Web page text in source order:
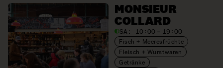
MONSIEUR
COLLARD
SA: 10:00 – 19:00
Fisch + Meeresfrüchte
Fleisch + Wurstwaren
Getränke